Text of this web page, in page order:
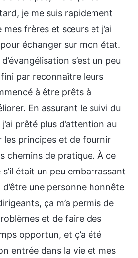
je me suis rapidement
mes frères et sœurs et j’ai
échanger sur mon état.
s’est un peu
par reconnaître leurs
à être prêts à
En assurant le suivi du
prêté plus d’attention au
les principes et de fournir
chemins de pratique. À ce
était un peu embarrassant
une personne honnête
ça m’a permis de
et de faire des
opportun, et ç’a été
entrée dans la vie et mes